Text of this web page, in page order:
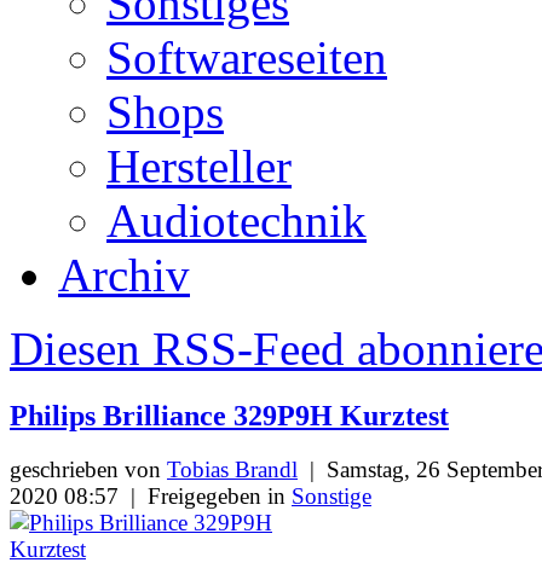
Softwareseiten
Shops
Hersteller
Audiotechnik
Archiv
Diesen RSS-Feed
Philips Brilliance 329P9H Kurztest
geschrieben von Tobias Brandl | Samstag, 26
2020 08:57 | Freigegeben in Sonstige